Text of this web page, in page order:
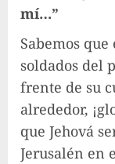
mí…”
Sabemos
soldados del
frente de su
alrededor,
que Jehová
Jerusalén en